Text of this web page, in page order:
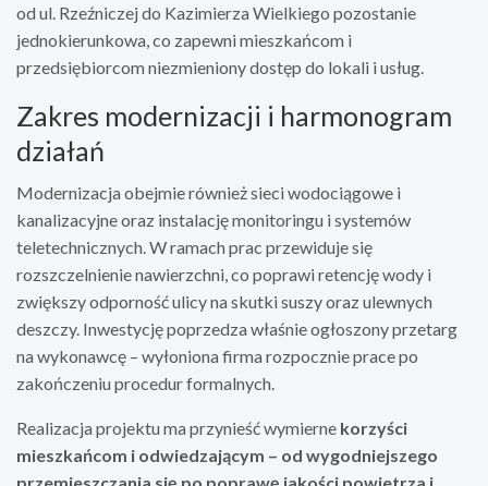
od ul. Rzeźniczej do Kazimierza Wielkiego pozostanie
jednokierunkowa, co zapewni mieszkańcom i
przedsiębiorcom niezmieniony dostęp do lokali i usług.
Zakres modernizacji i harmonogram
działań
Modernizacja obejmie również sieci wodociągowe i
kanalizacyjne oraz instalację monitoringu i systemów
teletechnicznych. W ramach prac przewiduje się
rozszczelnienie nawierzchni, co poprawi retencję wody i
zwiększy odporność ulicy na skutki suszy oraz ulewnych
deszczy. Inwestycję poprzedza właśnie ogłoszony przetarg
na wykonawcę – wyłoniona firma rozpocznie prace po
zakończeniu procedur formalnych.
Realizacja projektu ma przynieść wymierne korzyści
mieszkańcom i odwiedzającym – od wygodniejszego